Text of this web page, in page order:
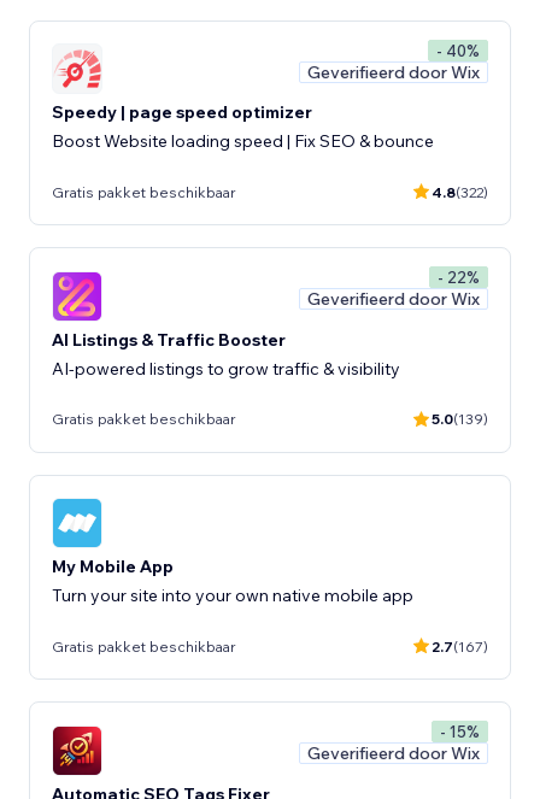
- 40%
Geverifieerd door Wix
Speedy | page speed optimizer
Boost Website loading speed | Fix SEO & bounce
Gratis pakket beschikbaar 4.8(322)
- 22%
Geverifieerd door Wix
AI Listings & Traffic Booster
AI-powered listings to grow traffic & visibility
Gratis pakket beschikbaar 5.0(139)
My Mobile App
Turn your site into your own native mobile app
Gratis pakket beschikbaar 2.7(167)
- 15%
Geverifieerd door Wix
Automatic SEO Tags Fixer